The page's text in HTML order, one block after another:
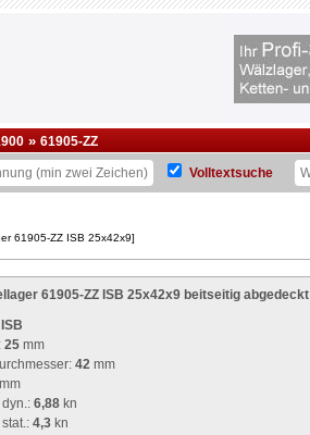
» 61905-ZZ
Volltextsuche
61905-ZZ ISB 25x42x9]
61905-ZZ ISB 25x42x9 beitseitig abgedeckt
ISB
25 mm
42 mm
mm
6,88 kn
4,3 kn